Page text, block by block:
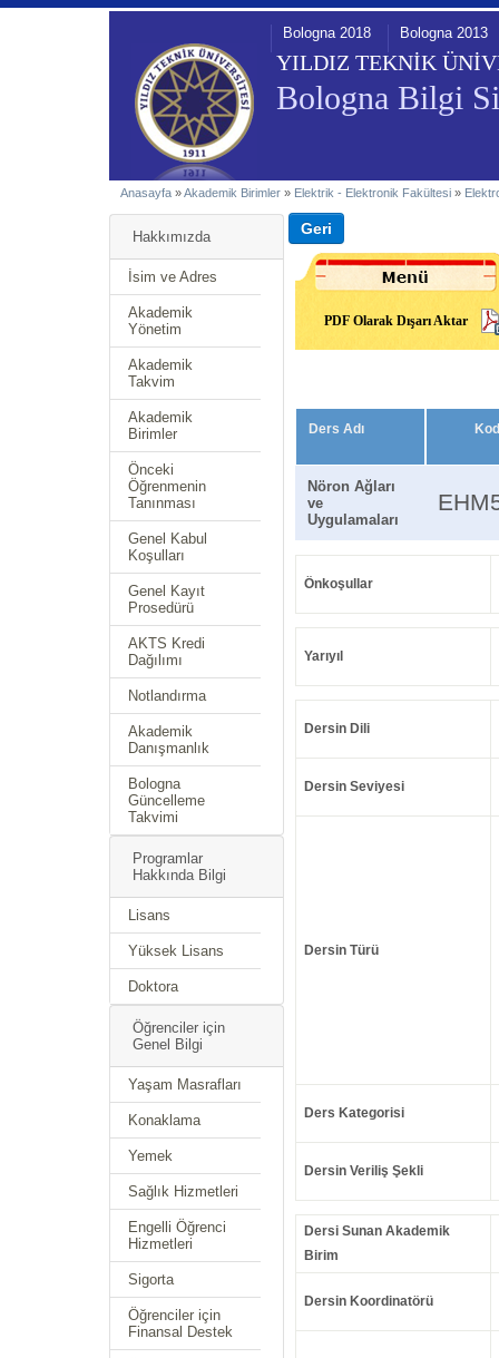
YILDIZ TEKNİK
Bologna Bilgi
Bologna 2018 Bologna 2013
Anasayfa »Akademik Birimler » Elektrik - Elektronik Fakültesi »
Hakkımızda
İsim ve Adres
Akademik
Yönetim
Akademik
Takvim
Akademik
Birimler
Önceki
Öğrenmenin
Tanınması
Genel Kabul
Koşulları
Genel Kayıt
Prosedürü
AKTS Kredi
Dağılımı
Notlandırma
Akademik
Danışmanlık
Bologna
Güncelleme
Takvimi
Programlar
Hakkında Bilgi
Lisans
Yüksek Lisans
Doktora
Öğrenciler için
Genel Bilgi
Yaşam Masrafları
Konaklama
Yemek
Sağlık Hizmetleri
Engelli Öğrenci
Hizmetleri
Sigorta
Öğrenciler için
Finansal Destek
PDF Olarak Dışarı Aktar
Ders Adı
Nöron Ağları
ve
Uygulamaları
Önkoşullar
Yarıyıl
Dersin Dili
Dersin Seviyesi
Dersin Türü
Ders Kategorisi
Dersin Veriliş Şekli
Dersi Sunan Akademik
Birim
Dersin Koordinatörü